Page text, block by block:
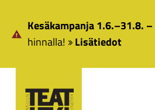
Kesäkampanja 1.6.–31.8. –
hinnalla!
Lisätiedot